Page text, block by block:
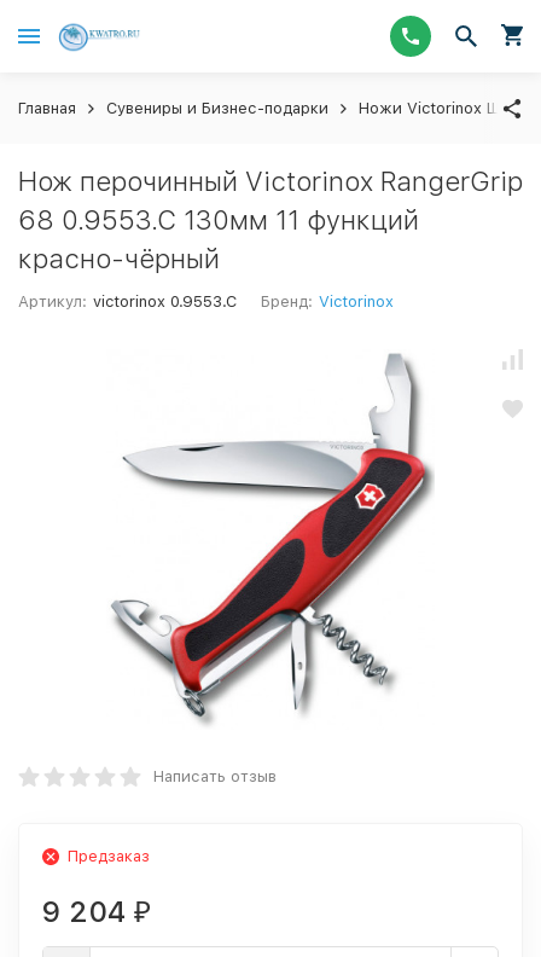
Главная Сувениры и Бизнес-подарки Ножи Victorinox
Нож перочинный Victorinox RangerGrip
68 0.9553.C 130мм 11 функций
красно-чёрный
Артикул: victorinox 0.9553.C Бренд: Victorinox
Написать отзыв
Предзаказ
9 204 ₽